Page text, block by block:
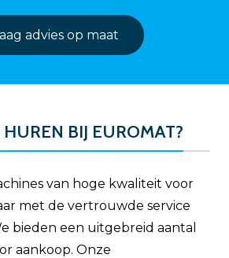
advies op maat
BIJ EUROMAT?
van hoge kwaliteit voor
met de vertrouwde service
bieden een uitgebreid aantal
aankoop. Onze